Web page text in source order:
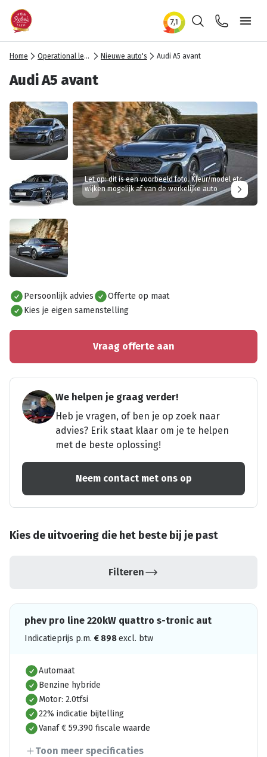
ZoekenContact
Home Operational lease Nieuwe auto's Audi A5 avant
Audi A5 avant
Alles bekijken
Let op: dit is een voorbeeld foto. Kleur/model etc
wijken mogelijk af van de werkelijke auto
Persoonlijk advies
Offerte op maat
Kies je eigen samenstelling
Vraag offerte aan
We helpen je graag verder!
Heb je vragen, of ben je op zoek naar
advies? Erik staat klaar om je te helpen
met de beste oplossing!
Neem contact met ons op
Kies de uitvoering die het beste bij je past
Filteren
phev pro line 220kW quattro s-tronic aut
Indicatieprijs p.m. € 898excl. btw
Automaat
Benzine hybride
Motor: 2.0tfsi
22% indicatie bijtelling
Vanaf € 59.390 fiscale waarde
Toon meer specificaties